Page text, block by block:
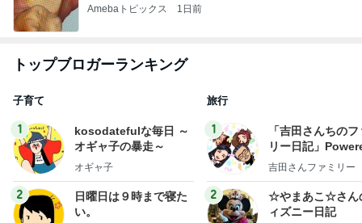
Amebaトピックス 1日前
トップブロガーランキング
子育て
1
kosodatefulな毎日 ～
オギャ子の暴走～
オギャ子
2
日曜日は９時まで寝た
い。
旅行
1
「吉田さんちの
リー日記」
y Ameba 吉田さ
ログ
吉田さんファミリー
2
☆やまあこ☆さん
ィズニー日記